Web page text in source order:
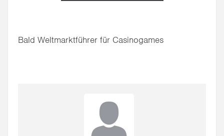
Bald Weltmarktführer für Casinogames